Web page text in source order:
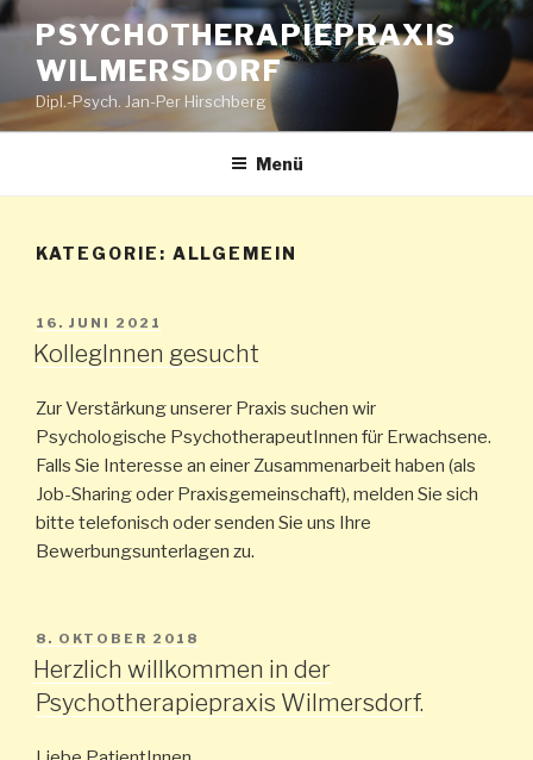
Zum
Inhalt
springen
PSYCHOTHERAPIEPRAXIS
WILMERSDORF
Dipl.-Psych. Jan-Per Hirschberg
Menü
KATEGORIE: ALLGEMEIN
VERÖFFENTLICHT
AM
16. JUNI 2021
KollegInnen gesucht
Zur Verstärkung unserer Praxis suchen wir
Psychologische PsychotherapeutInnen für Erwachsene.
Falls Sie Interesse an einer Zusammenarbeit haben (als
Job-Sharing oder Praxisgemeinschaft), melden Sie sich
bitte telefonisch oder senden Sie uns Ihre
Bewerbungsunterlagen zu.
VERÖFFENTLICHT
AM
8. OKTOBER 2018
Herzlich willkommen in der
Psychotherapiepraxis Wilmersdorf.